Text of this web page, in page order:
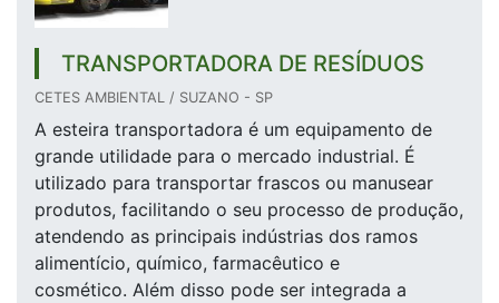
TRANSPORTADORA DE RESÍDUOS
CETES AMBIENTAL / SUZANO - SP
A esteira transportadora é um equipamento de
grande utilidade para o mercado industrial. É
utilizado para transportar frascos ou manusear
produtos, facilitando o seu processo de produção,
atendendo as principais indústrias dos ramos
alimentício, químico, farmacêutico e
cosmético. Além disso pode ser integrada a